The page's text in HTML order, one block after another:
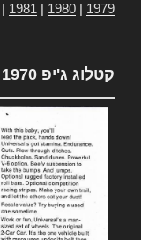
1979
1980
1981
קטלוג ג'יפ 1970